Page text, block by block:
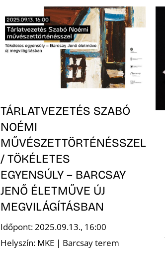
TÁRLATVEZETÉS SZABÓ
NOÉMI
MŰVÉSZETTÖRTÉNÉSSZEL
/ TÖKÉLETES
EGYENSÚLY – BARCSAY
JENŐ ÉLETMŰVE ÚJ
MEGVILÁGÍTÁSBAN
Időpont: 2025.09.13., 16:00
Helyszín: MKE | Barcsay terem